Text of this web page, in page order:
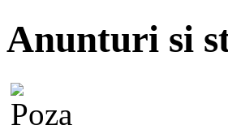
Anunturi si